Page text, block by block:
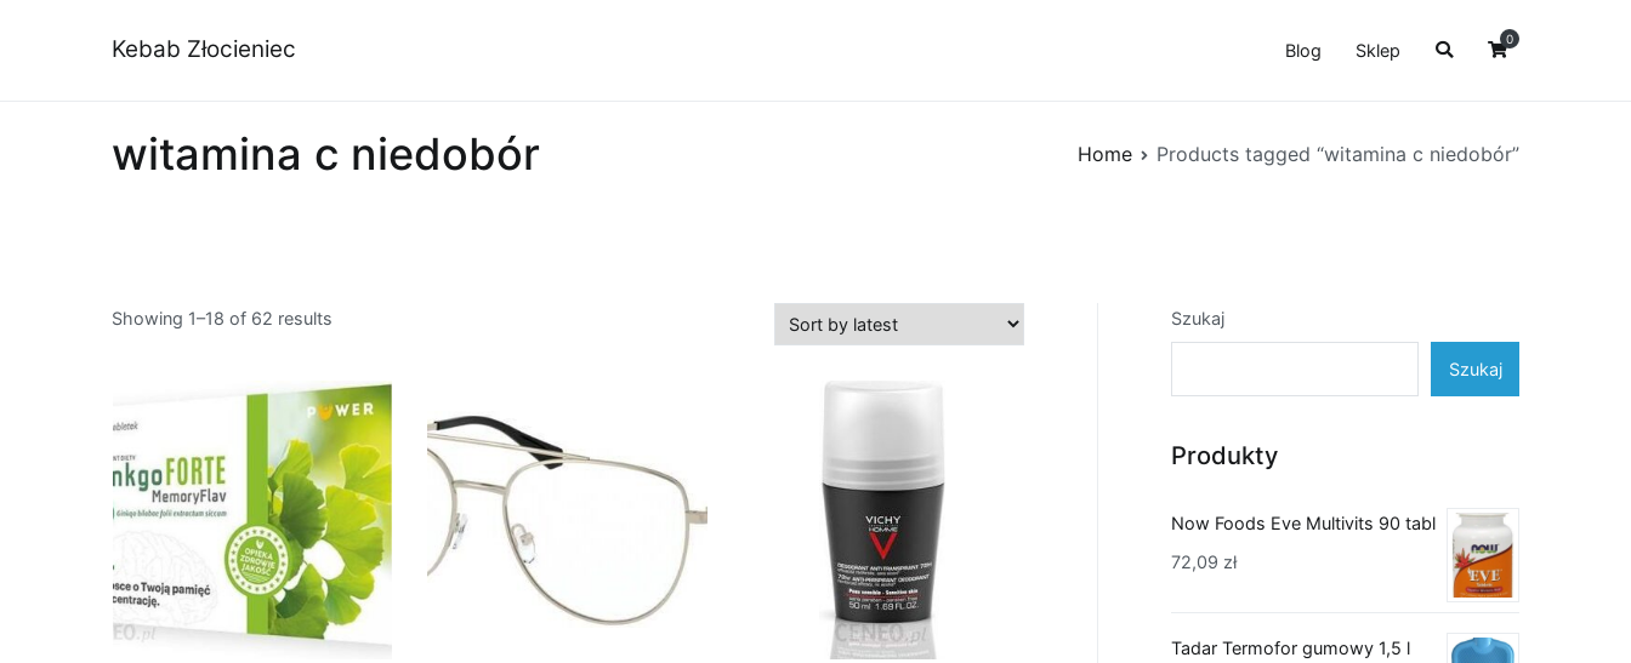
Kebab Złocieniec Blog Sklep
0
witamina c niedobór Home Products tagged “witamina c niedobór”
Showing 1–18 of 62 results Szukaj
Szukaj
Produkty
Now Foods Eve Multivits 90 tabl
72,09 zł
Tadar Termofor gumowy 1,5 l